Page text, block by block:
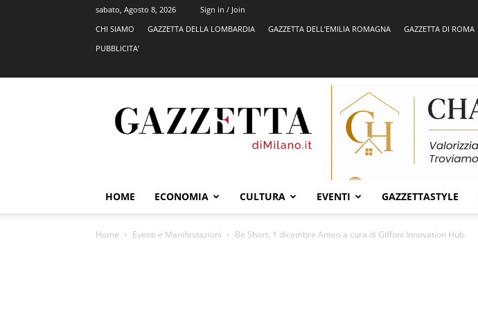
sabato, Agosto 8, 2026
Sign in / Join
CHI SIAMO
GAZZETTA DELLA LOMBARDIA GAZZETTA DELL’EMILIA ROMAGNA GAZZETTA DI ROMA
PUBBLICITA’
HOME ECONOMIA CULTURA EVENTI GAZZETTASTYLE
Home Eventi e Manifestazioni Be Short, 1 dicembre Anteo a cura di Giffoni Innovation Hub.